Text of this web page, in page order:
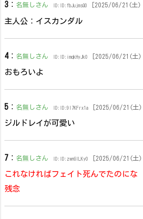
3 ： 名無しさん ID:ID:fbJujmsQ0 [2025/06/21(土
主人公：イスカンダル
4： 名無しさん ID:ID:imqkHyJk0 [2025/06/21(土
おもろいよ
5 ： 名無しさん ID:ID:9l7KFrx1a [2025/06/21(土
ジルドレイが可愛い
7 ： 名無しさん ID:ID:zwnGlLKy0 [2025/06/21(土
これなければフェイト死んでたのにな
残念